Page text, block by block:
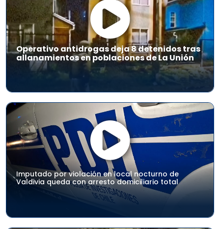
Operativo antidrogas deja 8 detenidos tras
allanamientos en poblaciones de La Unión
Imputado por violación en local nocturno de
Valdivia queda con arresto domiciliario total